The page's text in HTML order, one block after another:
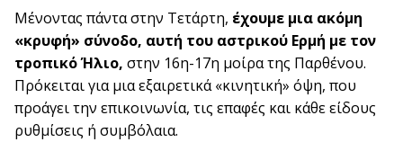
Μένοντας πάντα στην Τετάρτη, έχουμε μια ακόμη
«κρυφή» σύνοδο, αυτή του αστρικού Ερμή με τον
τροπικό Ήλιο, στην 16η-17η μοίρα της Παρθένου.
Πρόκειται για μια εξαιρετικά «κινητική» όψη, που
προάγει την επικοινωνία, τις επαφές και κάθε είδους
ρυθμίσεις ή συμβόλαια.